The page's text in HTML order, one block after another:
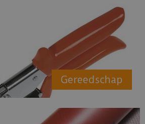
Gereedschap